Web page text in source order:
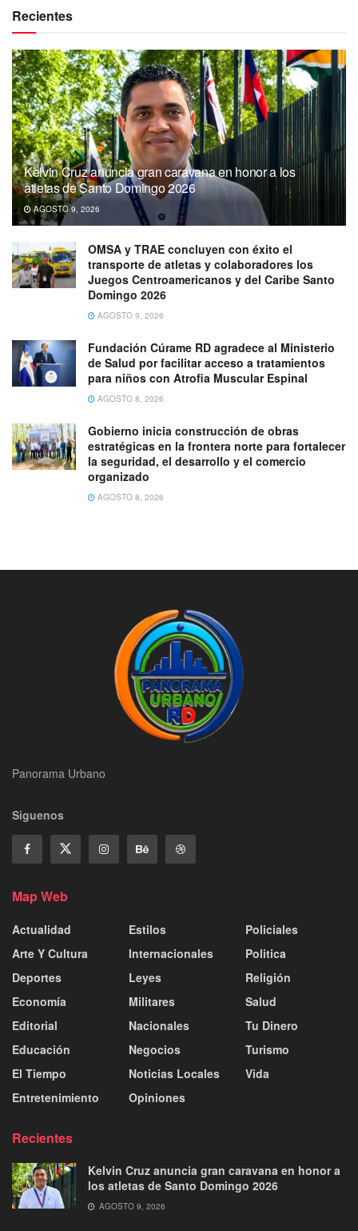
Recientes
Kelvin Cruz anuncia gran caravana en honor a los
atletas de Santo Domingo 2026
AGOSTO 9, 2026
OMSA y TRAE concluyen con éxito el
transporte de atletas y colaboradores los
Juegos Centroamericanos y del Caribe Santo
Domingo 2026
AGOSTO 9, 2026
Fundación Cúrame RD agradece al Ministerio
de Salud por facilitar acceso a tratamientos
para niños con Atrofia Muscular Espinal
AGOSTO 8, 2026
Gobierno inicia construcción de obras
estratégicas en la frontera norte para fortalecer
la seguridad, el desarrollo y el comercio
organizado
AGOSTO 8, 2026
Panorama Urbano
Siguenos
Map Web
Actualidad
Arte Y Cultura
Deportes
Economía
Editorial
Educación
El Tiempo
Entretenimiento
Estilos
Internacionales
Leyes
Militares
Nacionales
Negocios
Noticias Locales
Opiniones
Policiales
Politica
Religión
Salud
Tu Dinero
Turismo
Vida
Recientes
Kelvin Cruz anuncia gran caravana en honor a
los atletas de Santo Domingo 2026
AGOSTO 9, 2026